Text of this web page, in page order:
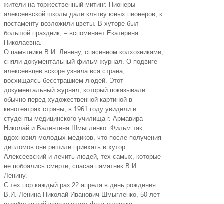
жители на торжественный митинг. Пионеры
алексеевской школы дали клятву юных пионеров, к
постаменту возложили цветы. В хуторе был
большой праздник, – вспоминает Екатерина
Николаевна.
О памятнике В.И. Ленину, спасенном колхозниками,
сняли документальный фильм-журнал. О подвиге
алексеевцев вскоре узнала вся страна,
восхищаясь бесстрашием людей. Этот
документальный журнал, который показывали
обычно перед художественной картиной в
кинотеатрах страны, в 1961 году увидели и
студенты медицинского училища г. Армавира
Николай и Валентина Шмыгленко. Фильм так
вдохновил молодых медиков, что после получения
дипломов они решили приехать в хутор
Алексеевский и лечить людей, тех самых, которые
не побоялись смерти, спасая памятник В.И.
Ленину.
С тех пор каждый раз 22 апреля в день рождения
В.И. Ленина Николай Иванович Шмыгленко, 50 лет